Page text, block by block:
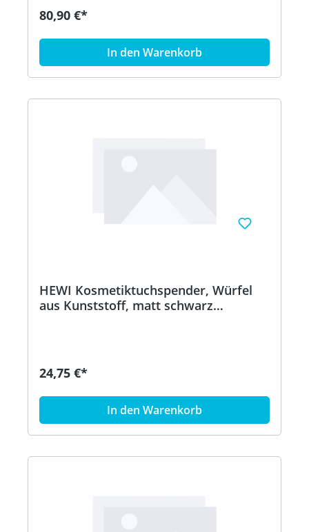
transluzentem Kunststoff
80,90 €*
In den Warenkorb
HEWI Kosmetiktuchspender, Würfel
aus Kunststoff, matt schwarz
24,75 €*
In den Warenkorb